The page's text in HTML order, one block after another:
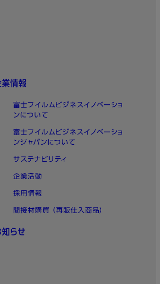
業情報
富士フイルムビジネスイノベーショ
ンについて
富士フイルムビジネスイノベーショ
ンジャパンについて
サステナビリティ
企業活動
採用情報
間接材購買 （再販仕入商品）
知らせ